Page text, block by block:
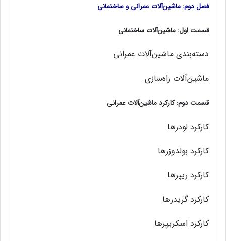
فصل دوم: ماشین‌آلات عمرانی و ساختمانی
قسمت اول: ماشین‌آلات ساختمانی
دسته‌بندی ماشین‌آلات عمرانی
ماشین‌آلات راه‌سازی
قسمت دوم: کارکرد ماشین‌آلات عمرانی
کارکرد لودرها
کارکرد بولدوزرها
کارکرد ریپرها
کارکرد گریدرها
کارکرد اسکریپرها